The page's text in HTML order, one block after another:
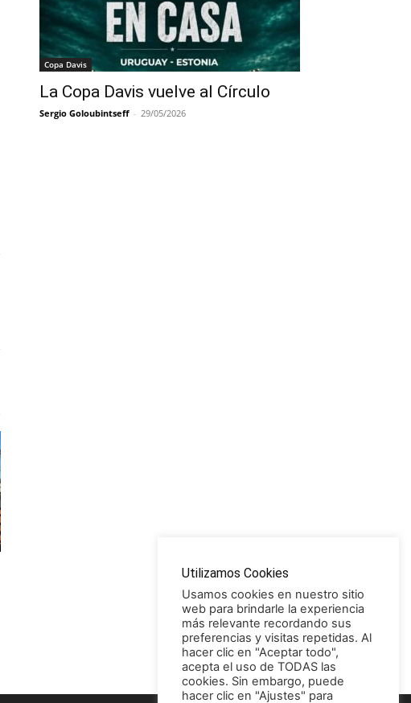
Copa Davis
La Copa Davis vuelve al Círculo
Sergio Goloubintseff - 29/05/2026
Utilizamos Cookies
Usamos cookies en nuestro sitio
web para brindarle la experiencia
más relevante recordando sus
preferencias y visitas repetidas. Al
hacer clic en "Aceptar todo",
acepta el uso de TODAS las
cookies. Sin embargo, puede
hacer clic en "Ajustes" para